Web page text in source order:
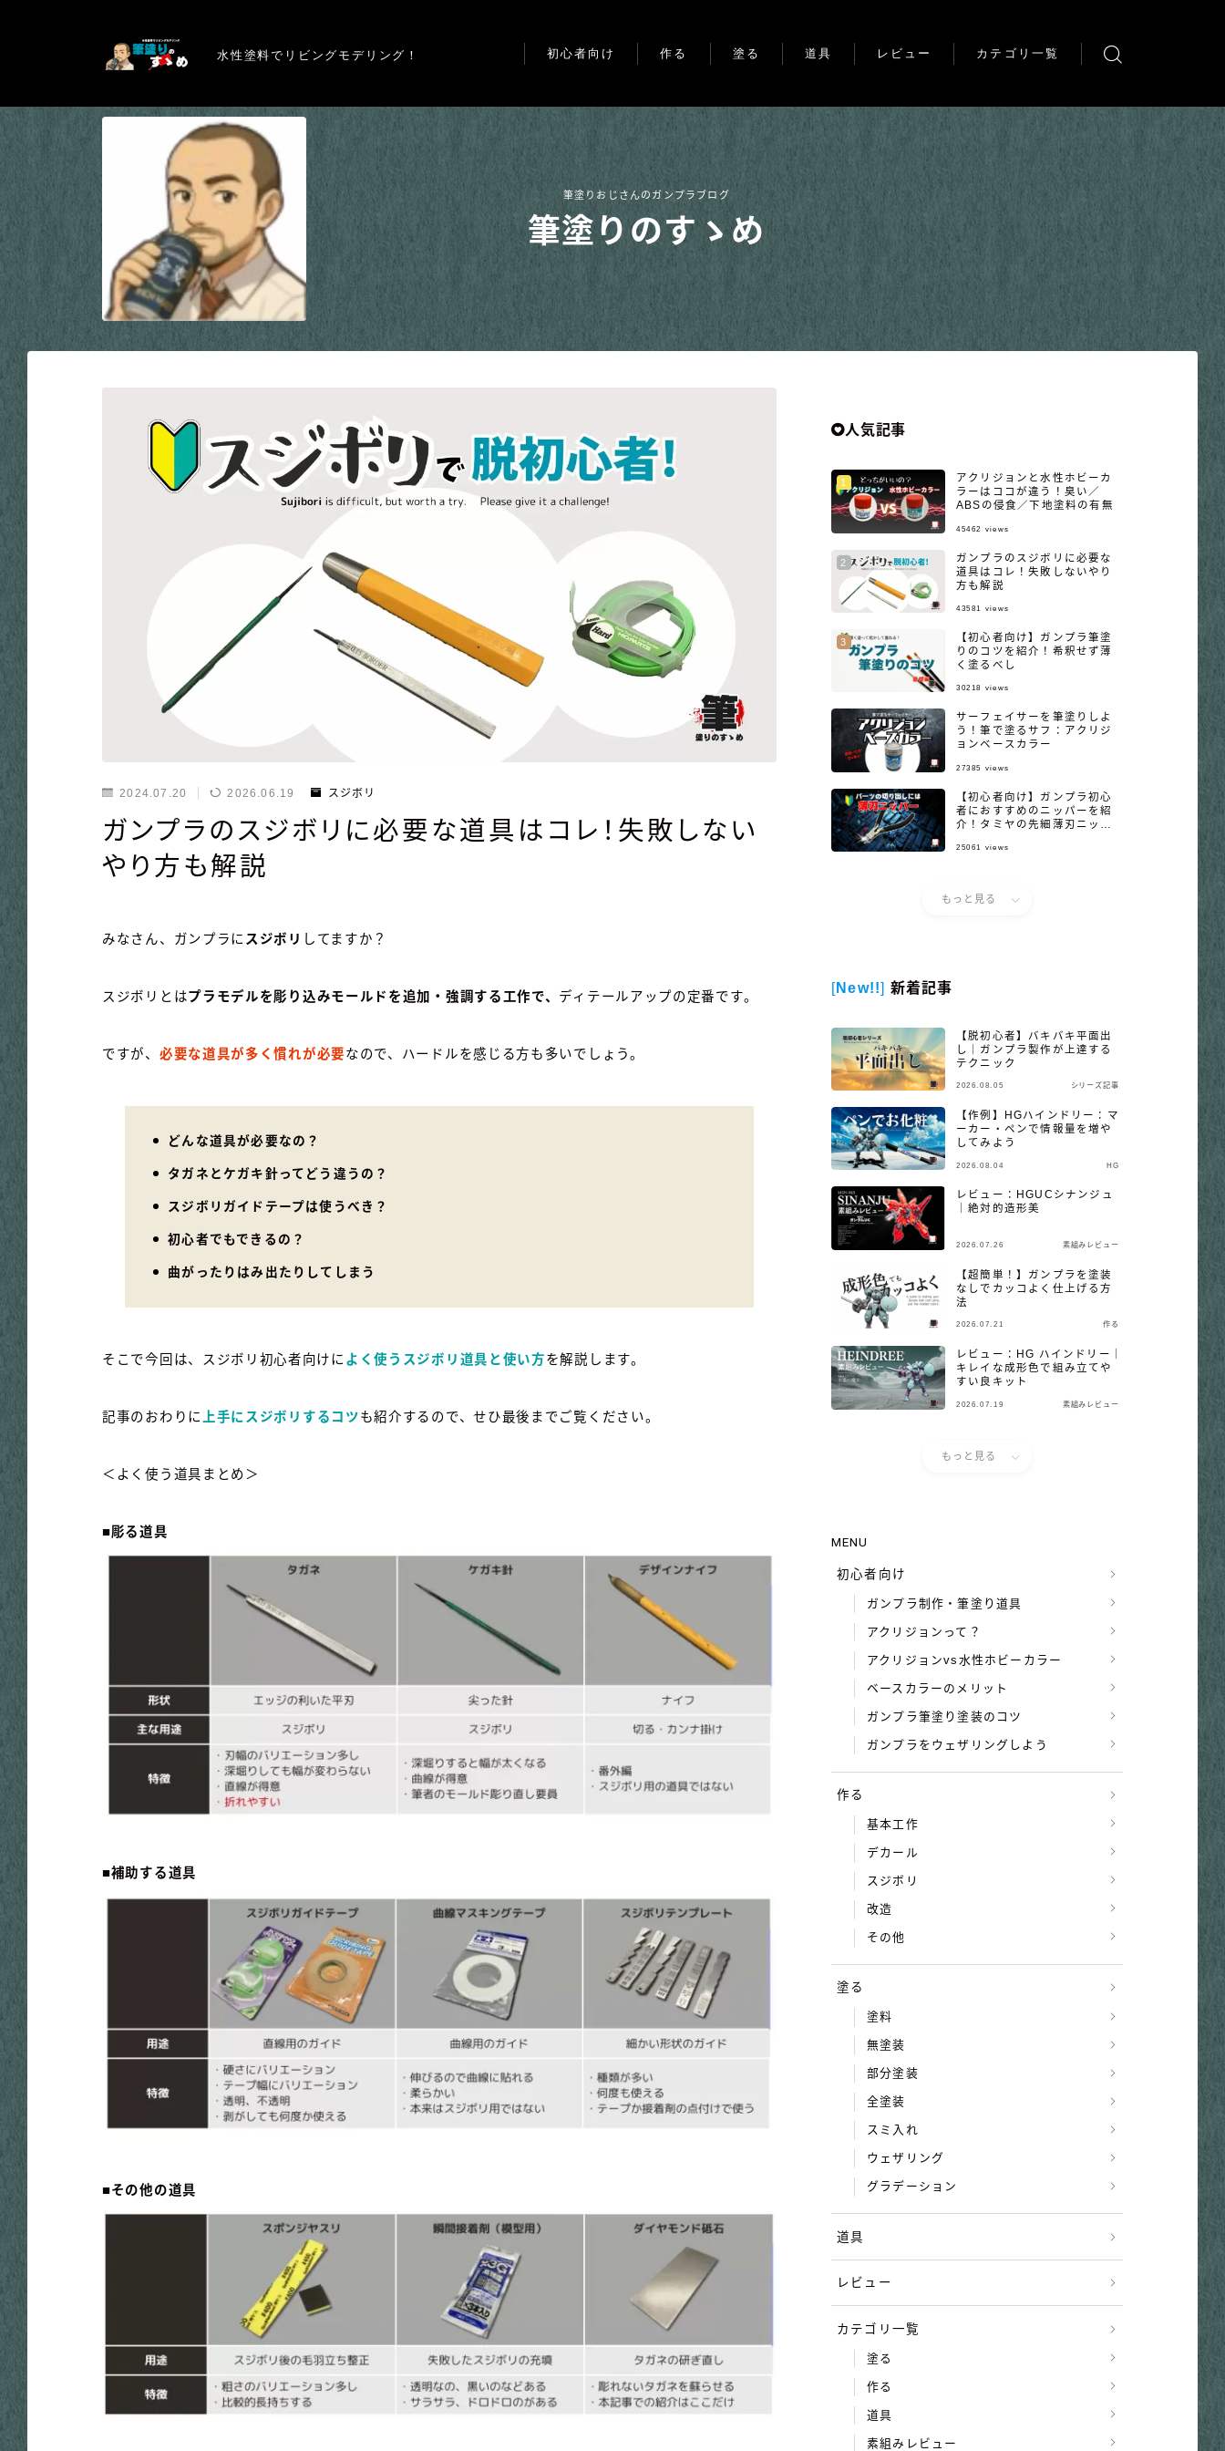
水性塗料でリビングモデリング！ 初心者向け
アクリジョンって？
アクリジョンvs水性ホビー
カラー
ベースカラーのメリット
ガンプラ筆塗り塗装のコツ
ガンプラをウェザリングし
よう
作る
デカール
スジボリ
改造
その他
塗る
全塗装
スミ入れ
ウェザリング
グラデーション
道具 レビュー カテゴリ一覧
素組みレビュー
雑記
筆塗りおじさんのガンプラブログ
筆塗りのすゝめ
2024.07.20 2026.06.19 スジボリ
ガンプラのスジボリに必要な道具はコレ！失敗しない
やり方も解説
みなさん、ガンプラに スジボリ してますか？
スジボリとはプラモデルを彫り込みモールドを追加・強調する工作で、 ディテールアップの定番です。
ですが、 必要な道具が多く慣れが必要なので、ハードルを感じる方も多いでしょう。
どんな道具が必要なの？
タガネとケガキ針ってどう違うの？
スジボリガイドテープは使うべき？
初心者でもできるの？
曲がったりはみ出たりしてしまう
そこで今回は、スジボリ初心者向けに よく使うスジボリ道具と使い方を解説します。
記事のおわりに 上手にスジボリするコツも紹介するので、せひ最後までご覧ください。
＜よく使う道具まとめ＞
■彫る道具
■補助する道具
■その他の道具
人気記事
アクリジョンと水性ホビーカ
ラーはココが違う！臭い／
ABSの侵食／下地塗料の有無
45462 views
ガンプラのスジボリに必要な
道具はコレ！失敗しないやり
方も解説
43581 views
【初心者向け】ガンプラ筆塗
りのコツを紹介！希釈せず薄
く塗るべし
30218 views
サーフェイサーを筆塗りしよ
う！筆で塗るサフ：アクリジ
ョンベースカラー
27385 views
【初心者向け】ガンプラ初心
者におすすめのニッパーを紹
介！タミヤの先細薄刃ニッパ
25061 views
もっと見る
[New!!] 新着記事
【脱初心者】バキバキ平面出
し｜ガンプラ製作が上達する
テクニック
2026.08.05 シリーズ記事
【作例】HGハインドリー：マ
ーカー・ペンで情報量を増や
してみよう
2026.08.04 HG
レビュー：HGUCシナンジュ
｜絶対的造形美
2026.07.26 素組みレビュー
【超簡単！】ガンプラを塗装
なしでカッコよく仕上げる方
法
2026.07.21 作る
レビュー：HG ハインドリー｜
キレイな成形色で組み立てや
すい良キット
2026.07.19 素組みレビュー
もっと見る
MENU
初心者向け
ガンプラ制作・筆塗り道具
アクリジョンって？
アクリジョンvs水性ホビーカラー
ベースカラーのメリット
ガンプラ筆塗り塗装のコツ
ガンプラをウェザリングしよう
作る
基本工作
デカール
スジボリ
改造
その他
塗る
塗料
無塗装
部分塗装
全塗装
スミ入れ
ウェザリング
グラデーション
道具
レビュー
カテゴリ一覧
塗る
作る
道具
素組みレビュー